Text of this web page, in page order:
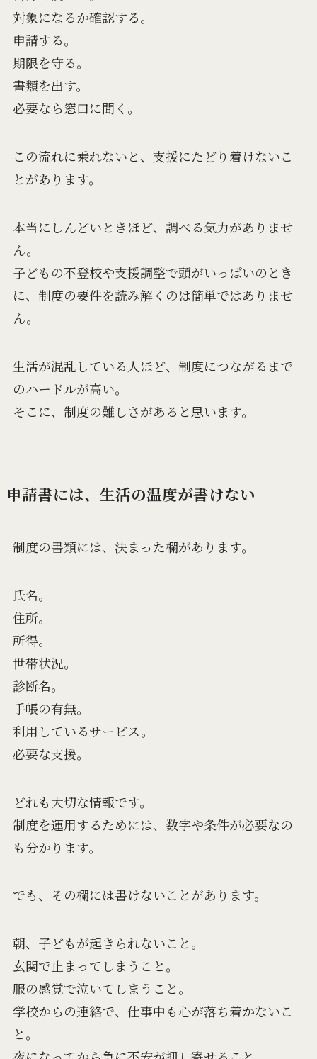
対象になるか確認する。
申請する。
期限を守る。
書類を出す。
必要なら窓口に聞く。
この流れに乗れないと、支援にたどり着けないこ
とがあります。
本当にしんどいときほど、調べる気力がありませ
ん。
子どもの不登校や支援調整で頭がいっぱいのとき
に、制度の要件を読み解くのは簡単ではありませ
ん。
生活が混乱している人ほど、制度につながるまで
のハードルが高い。
そこに、制度の難しさがあると思います。
申請書には、生活の温度が書けない
制度の書類には、決まった欄があります。
氏名。
住所。
所得。
世帯状況。
診断名。
手帳の有無。
利用しているサービス。
必要な支援。
どれも大切な情報です。
制度を運用するためには、数字や条件が必要なの
も分かります。
でも、その欄には書けないことがあります。
朝、子どもが起きられないこと。
玄関で止まってしまうこと。
服の感覚で泣いてしまうこと。
学校からの連絡で、仕事中も心が落ち着かないこ
と。